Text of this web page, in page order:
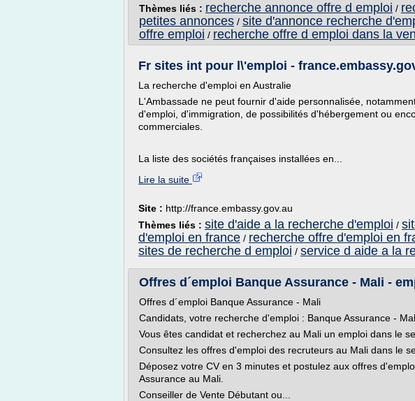
Thèmes liés : recherche annonce offre d emploi /
petites annonces / site d'annonce recherche
offre emploi / recherche offre d emploi dans la
Fr sites int pour l\'emploi -
La recherche d'emploi en Australie
L'Ambassade ne peut fournir d'aide personnalisée,
d'emploi, d'immigration, de possibilités d'hébergement ou
commerciales.
La liste des sociétés françaises installées en...
Lire la suite
Site : http://france.embassy.gov.au
Thèmes liés : site d'aide a la recherche d'emploi /
d'emploi en france / recherche offre d'emploi en
sites de recherche d emploi / service d aide a la
Offres d´emploi Banque Assurance - Mali -
Offres d´emploi Banque Assurance - Mali
Candidats, votre recherche d'emploi : Banque Assurance -
Vous êtes candidat et recherchez au Mali un emploi dans le
Consultez les offres d'emploi des recruteurs au Mali dans le
Déposez votre CV en 3 minutes et postulez aux offres
Assurance au Mali.
Conseiller de Vente Débutant ou...